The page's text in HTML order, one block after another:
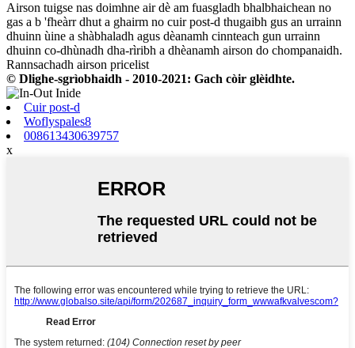
Airson tuigse nas doimhne air dè am fuasgladh bhalbhaichean no
gas a b 'fheàrr dhut a ghairm no cuir post-d thugaibh gus an urrainn
dhuinn ùine a shàbhaladh agus dèanamh cinnteach gun urrainn
dhuinn co-dhùnadh dha-rìribh a dhèanamh airson do chompanaidh.
Rannsachadh airson pricelist
© Dlighe-sgrìobhaidh - 2010-2021: Gach còir glèidhte.
Cuir post-d
Woflyspales8
008613430639757
x